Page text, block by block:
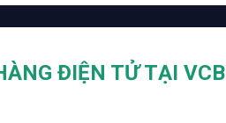
ĐIỆN TỬ TẠI VCB